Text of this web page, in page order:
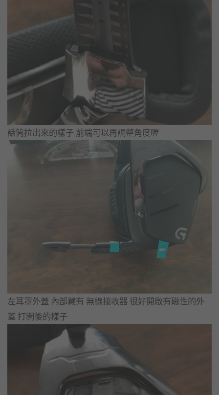
話筒拉出來的樣子 前端可以再調整角度喔
左耳罩外蓋 內部藏有 無線接收器 很好開啟有磁性的外
蓋 打開後的樣子